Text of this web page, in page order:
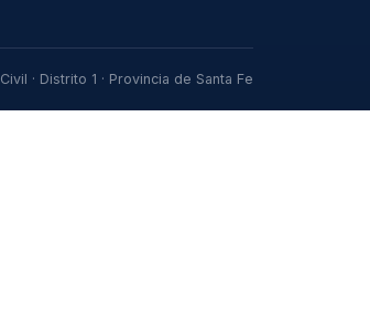
· Distrito 1 · Provincia de Santa Fe